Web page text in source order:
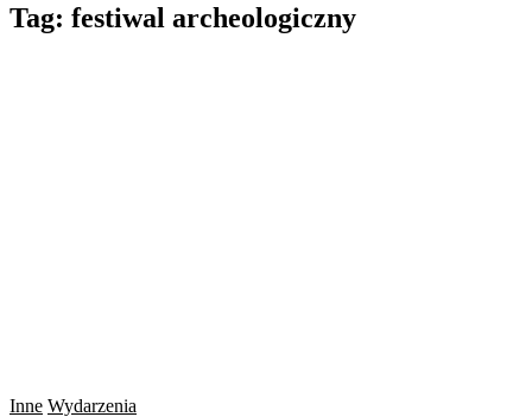
Tag: festiwal archeologiczny
Inne Wydarzenia